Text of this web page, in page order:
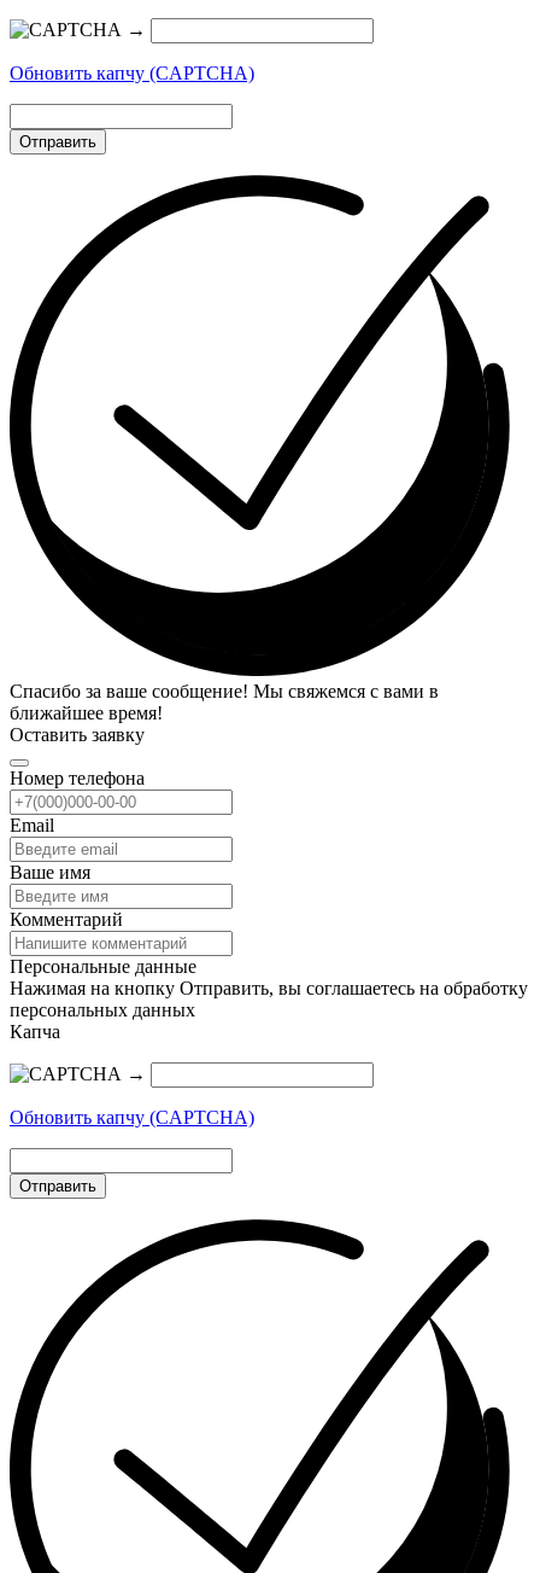
→
Обновить капчу (CAPTCHA)
Отправить
Спасибо за ваше сообщение! Мы свяжемся с вами в
ближайшее время!
Оставить заявку
Номер телефона
Email
Ваше имя
Комментарий
Персональные данные
Нажимая на кнопку Отправить, вы соглашаетесь на обработку
персональных данных
Капча
→
Обновить капчу (CAPTCHA)
Отправить